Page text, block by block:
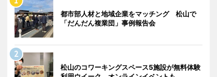
都市部人材と地域企業をマッチング 松山で
「だんだん複業団」事例報告会
松山のコワーキングスペース5施設が無料体験